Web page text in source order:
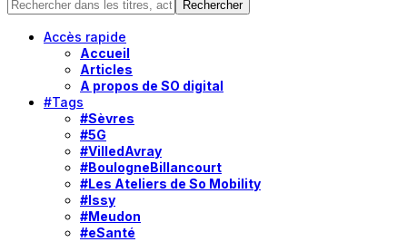
Accès rapide
Accueil
Articles
A propos de SO digital
#Tags
#Sèvres
#5G
#VilledAvray
#BoulogneBillancourt
#Les Ateliers de So Mobility
#Issy
#Meudon
#eSanté